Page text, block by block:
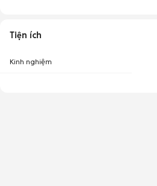
Tiện ích
Kinh nghiệm